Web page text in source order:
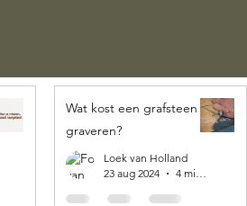
Wat kost een grafsteen
graveren?
Loek van Holland
23 aug 2024
4 minuten om te lezen